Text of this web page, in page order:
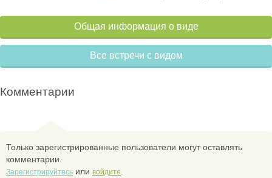
Общая информация о виде
Все встречи с видом
Комментарии
Только зарегистрированные пользователи могут оставлять
комментарии.
Зарегистрируйтесь или войдите